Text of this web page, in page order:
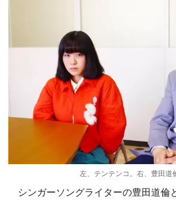
左、テンテンコ。右、豊田道
シンガーソングライターの豊田道倫